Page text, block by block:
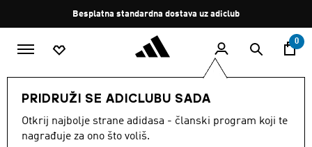
Zaustavi
rotaciju
Besplatna standardna dostava uz adiclub
0
PRIDRUŽI SE ADICLUBU SADA
Otkrij najbolje strane adidasa - članski program koji te
nagrađuje za ono što voliš.
DJECA Modne Marke
Sportswear
DJECA · SPORTSWEAR ·